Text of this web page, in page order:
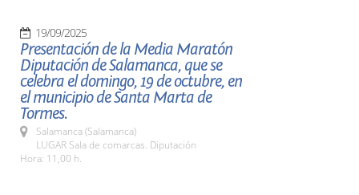
19/09/2025
Presentación de la Media Maratón
Diputación de Salamanca, que se
celebra el domingo, 19 de octubre, en
el municipio de Santa Marta de
Tormes.
Salamanca (Salamanca)
LUGAR Sala de comarcas. Diputación
Hora: 11,00 h.